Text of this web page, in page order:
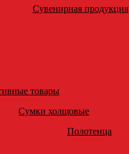
Сувенирная продукция
товары
Сумки холщовые
Полотенца